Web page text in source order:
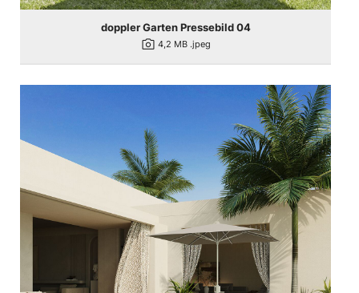
doppler Garten Pressebild 04
photo_camera 4,2 MB .jpeg